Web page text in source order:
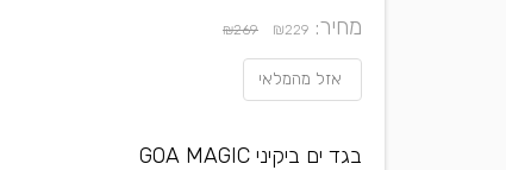
מחיר: ₪229
₪269
אזל מהמלאי
בגד ים ביקיני GOA MAGIC